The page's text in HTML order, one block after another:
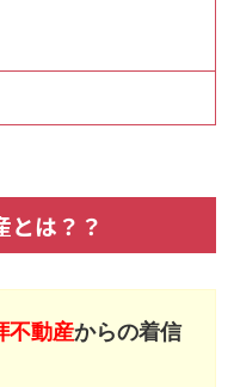
とは？？
不動産からの着信